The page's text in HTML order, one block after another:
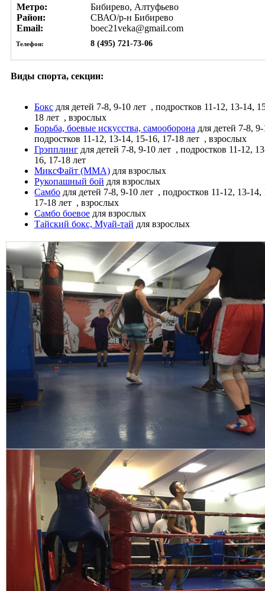
Метро:
Бибирево, Алтуфьево
Район:
СВАО/р-н Бибирево
Email:
boec21veka@gmail.com
Телефон: 8 (495) 721-73-06
Виды спорта, секции:
Бокс для детей 7-8, 9-10 лет , подростков 11-12, 13-14,
18 лет , взрослых
Борьба, боевые искусства, самооборона для детей 7-8,
подростков 11-12, 13-14, 15-16, 17-18 лет , взрослых
Грэпплинг для детей 7-8, 9-10 лет , подростков 11-12,
16, 17-18 лет
МиксФайт (ММА) для взрослых
Рукопашный бой для взрослых
Самбо для детей 7-8, 9-10 лет , подростков 11-12, 13-14,
17-18 лет , взрослых
Самбо боевое для взрослых
Тайский бокс, Муай-тай для взрослых